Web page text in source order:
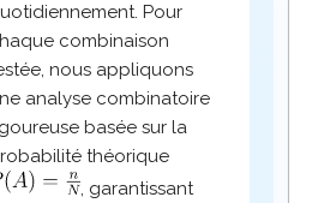
Pour
combinaison
nous appliquons
analyse combinatoire
basée sur la
théorique
, garantissant